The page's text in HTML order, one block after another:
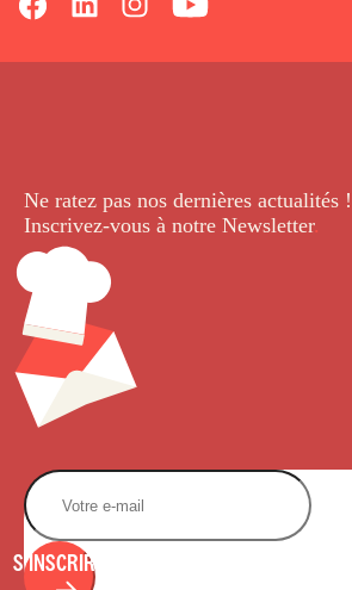
Ne ratez pas nos dernières actualités !
Inscrivez-vous à notre Newsletter.
S'INSCRIRE